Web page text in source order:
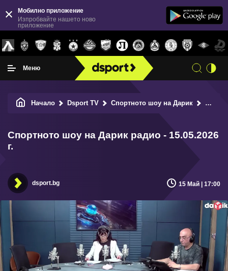
Мобилно приложение
Изпробвайте нашето ново
приложение
Меню
Начало Dsport TV Спортното шоу на Дарик
Спортното шоу на Дарик радио - 15.05.2026
г.
dsport.bg 15 Май | 17:00